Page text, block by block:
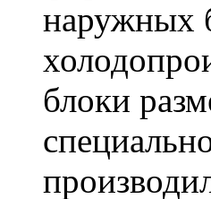
наружных
блоки